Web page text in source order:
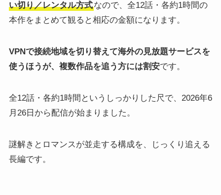
い切り／レンタル方式なので、全12話・各約1時間の
本作をまとめて観ると相応の金額になります。
VPNで接続地域を切り替えて海外の見放題サービスを
使うほうが、複数作品を追う方には割安です。
全12話・各約1時間というしっかりした尺で、2026年6
月26日から配信が始まりました。
謎解きとロマンスが並走する構成を、じっくり追える
長編です。